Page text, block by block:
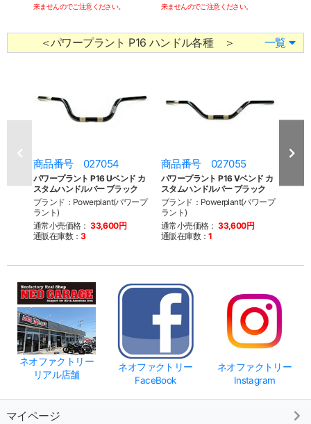
来ませんのでご注意ください。
来ませんのでご注意ください。
＜パワープラント P16 ハンドル各種 ＞ 一覧
商品番号 027054
パワープラント P16 Uベンド カ
スタムハンドルバー ブラック
ブランド：Powerplant(パワープ
ラント)
通常小売価格： 33,600円
通販在庫数：3
商品番号 027055
パワープラント P16 Vベンド カ
スタムハンドルバー ブラック
ブランド：Powerplant(パワープ
ラント)
通常小売価格： 33,600円
通販在庫数：1
スタ
ネオファクトリー
リアル店舗
ネオファクトリー
FaceBook
ネオファクトリー
Instagram
マイページ